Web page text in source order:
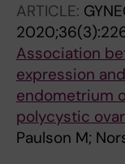
ARTICLE:
Association
expression
endometrium
polycystic
Paulson M;